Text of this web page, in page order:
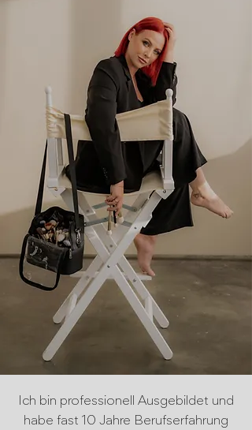
Ich bin professionell Ausgebildet und
habe fast 10 Jahre Berufserfahrung